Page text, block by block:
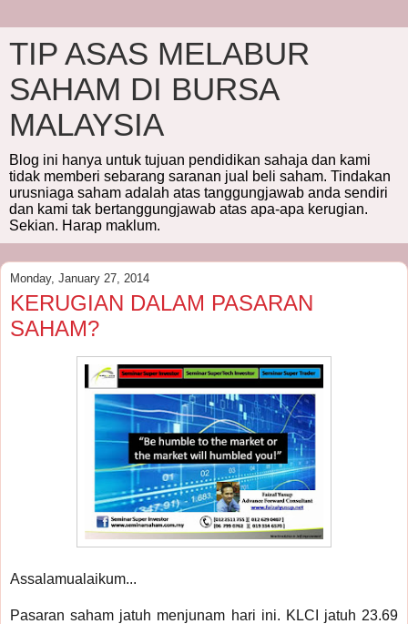
TIP ASAS MELABUR
SAHAM DI BURSA
MALAYSIA
Blog ini hanya untuk tujuan pendidikan sahaja dan kami
tidak memberi sebarang saranan jual beli saham. Tindakan
urusniaga saham adalah atas tanggungjawab anda sendiri
dan kami tak bertanggungjawab atas apa-apa kerugian.
Sekian. Harap maklum.
Monday, January 27, 2014
KERUGIAN DALAM PASARAN
SAHAM?
Assalamualaikum...
Pasaran saham jatuh menjunam hari ini. KLCI jatuh 23.69